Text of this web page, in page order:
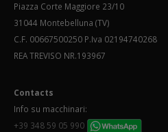
Piazza Corte Maggiore 23/10
31044 Montebelluna (TV)
C.F. 00667500250 P.Iva 02194740268
REA TREVISO NR.193967
Contacts
Info su macchinari:
+39 348 59 05 990